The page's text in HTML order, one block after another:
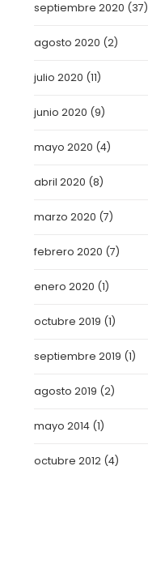
septiembre 2020 (37)
agosto 2020 (2)
julio 2020 (11)
junio 2020 (9)
mayo 2020 (4)
abril 2020 (8)
marzo 2020 (7)
febrero 2020 (7)
enero 2020 (1)
octubre 2019 (1)
septiembre 2019 (1)
agosto 2019 (2)
mayo 2014 (1)
octubre 2012 (4)